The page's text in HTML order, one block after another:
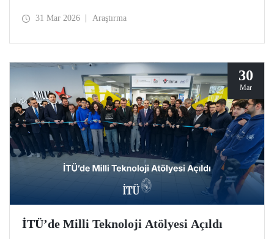
kazandılar.
31 Mar 2026 Araştırma
30
Mar
İTÜ’de Milli Teknoloji Atölyesi Açıldı